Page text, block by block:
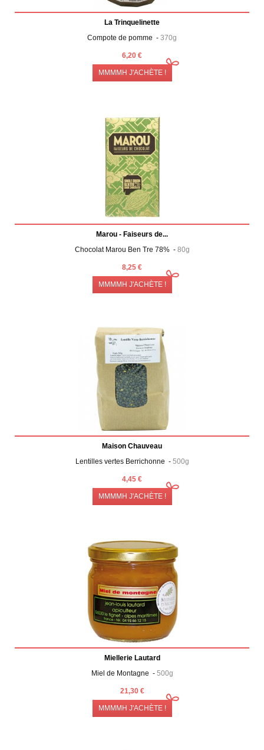
La Trinquelinette
Compote de pomme - 370g
6,20 €
MMMMH J'ACHÈTE !
Marou - Faiseurs de...
Chocolat Marou Ben Tre 78% - 80g
8,25 €
MMMMH J'ACHÈTE !
Maison Chauveau
Lentilles vertes Berrichonne - 500g
4,45 €
MMMMH J'ACHÈTE !
Miellerie Lautard
Miel de Montagne - 500g
21,30 €
MMMMH J'ACHÈTE !